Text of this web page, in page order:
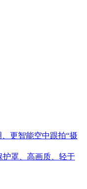
更智能空中跟拍“摄
护罩、高画质、轻于